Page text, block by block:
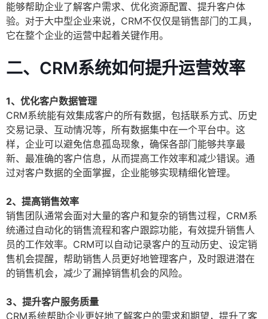
能够帮助企业了解客户需求、优化资源配置、提升客户体
验。对于大中型企业来说，CRM不仅仅是销售部门的工具，
它在整个企业的运营中起着关键作用。
二、CRM系统如何提升运营效率
1、优化客户数据管理
CRM系统能有效集成客户的所有数据，包括联系方式、历史
交易记录、互动情况等，所有数据集中在一个平台中。这
样，企业可以避免信息孤岛现象，确保各部门能够共享最
新、最准确的客户信息，从而提高工作效率和减少错误。通
过对客户数据的全面掌握，企业能够实现精细化管理。
2、提高销售效率
销售团队通常会面对大量的客户和复杂的销售过程，CRM系
统通过自动化的销售流程和客户跟踪功能，有效提升销售人
员的工作效率。CRM可以自动记录客户的互动历史、设定销
售机会提醒，帮助销售人员更好地管理客户，及时跟进潜在
的销售机会，减少了漏掉销售机会的风险。
3、提升客户服务质量
CRM系统帮助企业更好地了解客户的需求和期望，提升了客